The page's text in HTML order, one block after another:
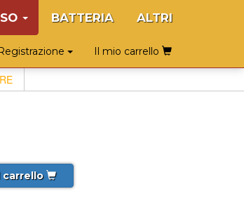
BATTERIA ALTRI
Il mio carrello
carrello